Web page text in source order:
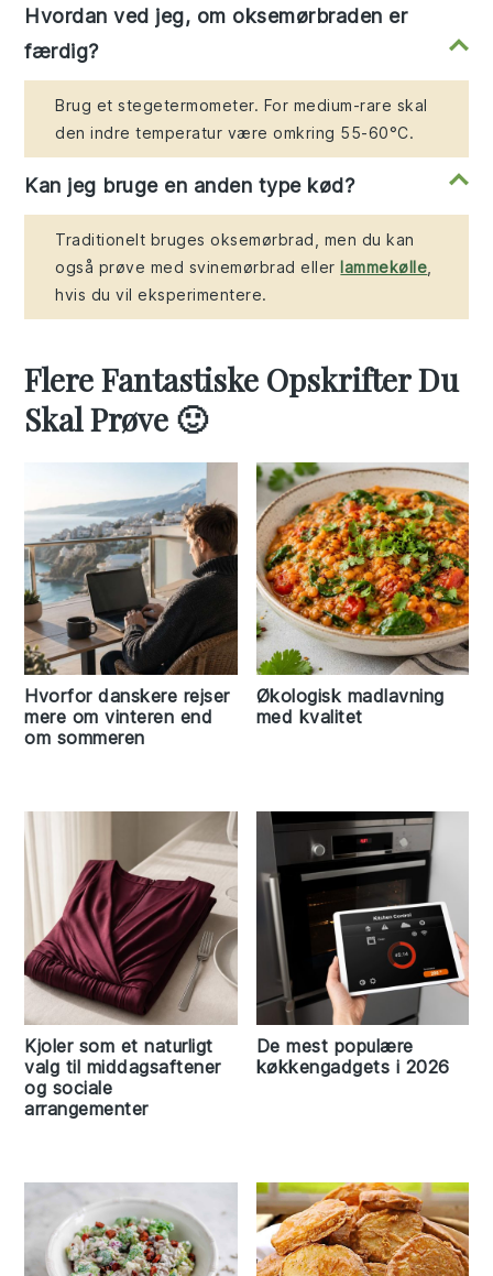
Hvordan ved jeg, om oksemørbraden er
færdig?
Brug et stegetermometer. For medium-rare skal
den indre temperatur være omkring 55-60°C.
Kan jeg bruge en anden type kød?
Traditionelt bruges oksemørbrad, men du kan
også prøve med svinemørbrad eller lammekølle
hvis du vil eksperimentere.
Flere Fantastiske Opskrifter Du
Skal Prøve 🙂
Hvorfor danskere rejser
mere om vinteren end
om sommeren
Økologisk madlavning
med kvalitet
Kjoler som et naturligt
valg til middagsaftener
og sociale
arrangementer
De mest populære
køkkengadgets i 2026